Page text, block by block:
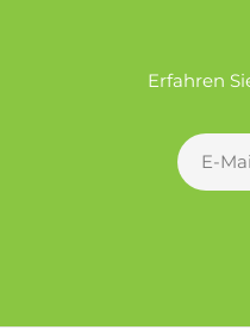
Erfahren
E-
Mail